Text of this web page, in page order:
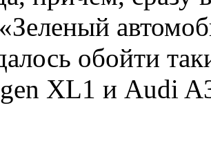
обойти
XL1 и Audi